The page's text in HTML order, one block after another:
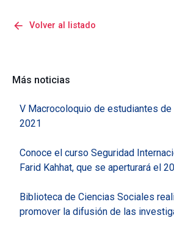
arrow_back Volver al listado
Más noticias
V Macrocoloquio de estudiantes
2021
Conoce el curso Seguridad
Farid Kahhat, que se aperturará el
Biblioteca de Ciencias Sociales
promover la difusión de las